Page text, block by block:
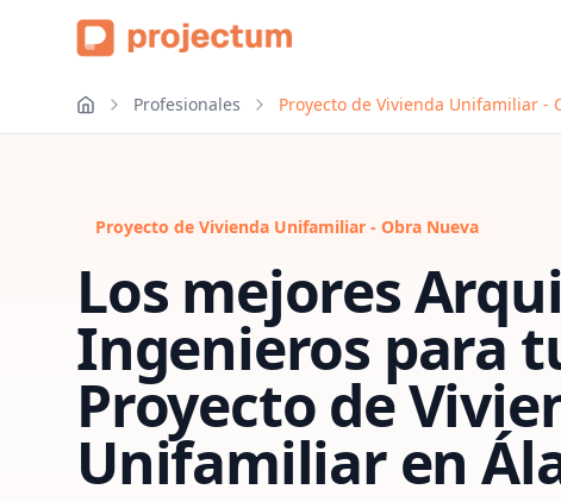
Profesionales Proyecto de Vivienda Unifamiliar -
Proyecto de Vivienda Unifamiliar - Obra Nueva
Los mejores
Ingenieros para
Proyecto de
Unifamiliaren